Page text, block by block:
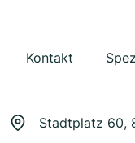
Kontakt
Stadtplatz 60,